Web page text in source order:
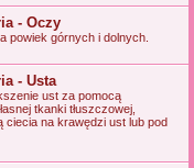
- Oczy
powiek górnych i dolnych.
- Usta
ust za pomocą
tkanki tłuszczowej,
ciecia na krawędzi ust lub pod